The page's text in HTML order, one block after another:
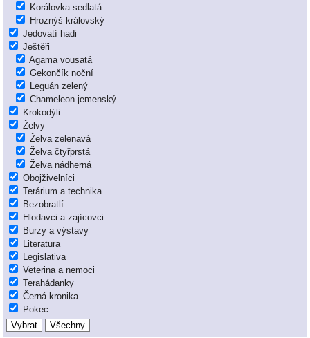
Korálovka sedlatá
Hroznýš královský
Jedovatí hadi
Ještěři
Agama vousatá
Gekončík noční
Leguán zelený
Chameleon jemenský
Krokodýli
Želvy
Želva zelenavá
Želva čtyřprstá
Želva nádherná
Obojživelníci
Terárium a technika
Bezobratlí
Hlodavci a zajícovci
Burzy a výstavy
Literatura
Legislativa
Veterina a nemoci
Terahádanky
Černá kronika
Pokec